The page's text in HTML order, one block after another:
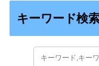
キーワード検